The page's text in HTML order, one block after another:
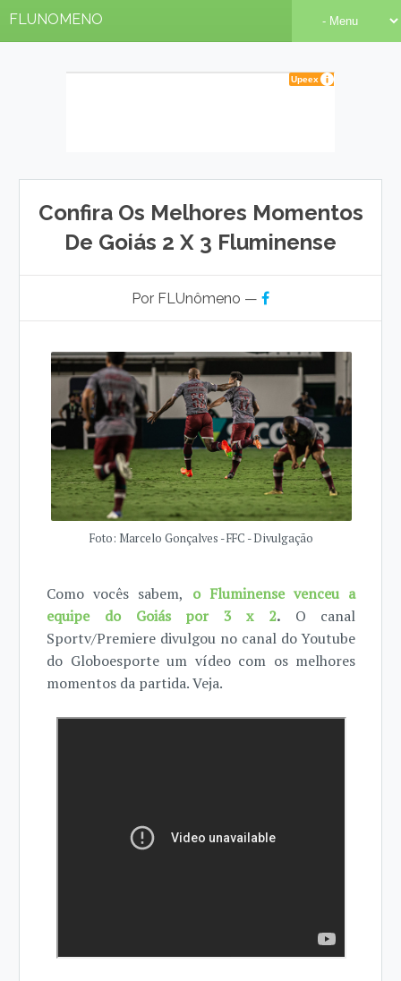
FLUNOMENO
Confira Os Melhores Momentos
De Goiás 2 X 3 Fluminense
Por FLUnômeno —
Foto: Marcelo Gonçalves - FFC - Divulgação
Como vocês sabem, o Fluminense venceu a
equipe do Goiás por 3 x 2. O canal
Sportv/Premiere divulgou no canal do Youtube
do Globoesporte um vídeo com os melhores
momentos da partida. Veja.